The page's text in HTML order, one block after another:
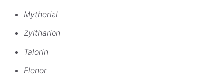
Mytherial
Zyltharion
Talorin
Elenor